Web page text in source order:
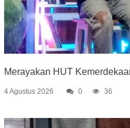
Merayakan HUT
4 Agustus 2026 0 36